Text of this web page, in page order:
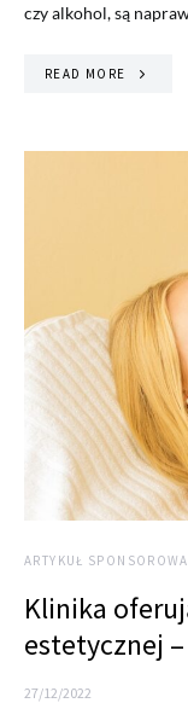
czy alkohol, są
READ MORE
ARTYKUŁ
Klinika
estetycznej
27/12/2022